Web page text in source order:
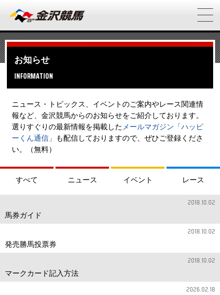
お知らせ
INFORMATION
ニュース・トピックス、イベントのご案内やレース関連情
報など、金沢競馬からのお知らせをご紹介しております。
選りすぐりの最新情報を掲載したメールマガジン「ハッピ
ーくん通信」 も配信しておりますので、ぜひご登録くださ
い。（無料）
すべて ニュース イベント レース
馬券ガイド
2018.10.02
発売勝馬投票券
2018.10.02
マークカード記入方法
2018.10.02
2026.02.18